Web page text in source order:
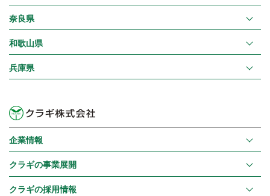
奈良県
和歌山県
兵庫県
企業情報
クラギの事業展開
クラギの採用情報